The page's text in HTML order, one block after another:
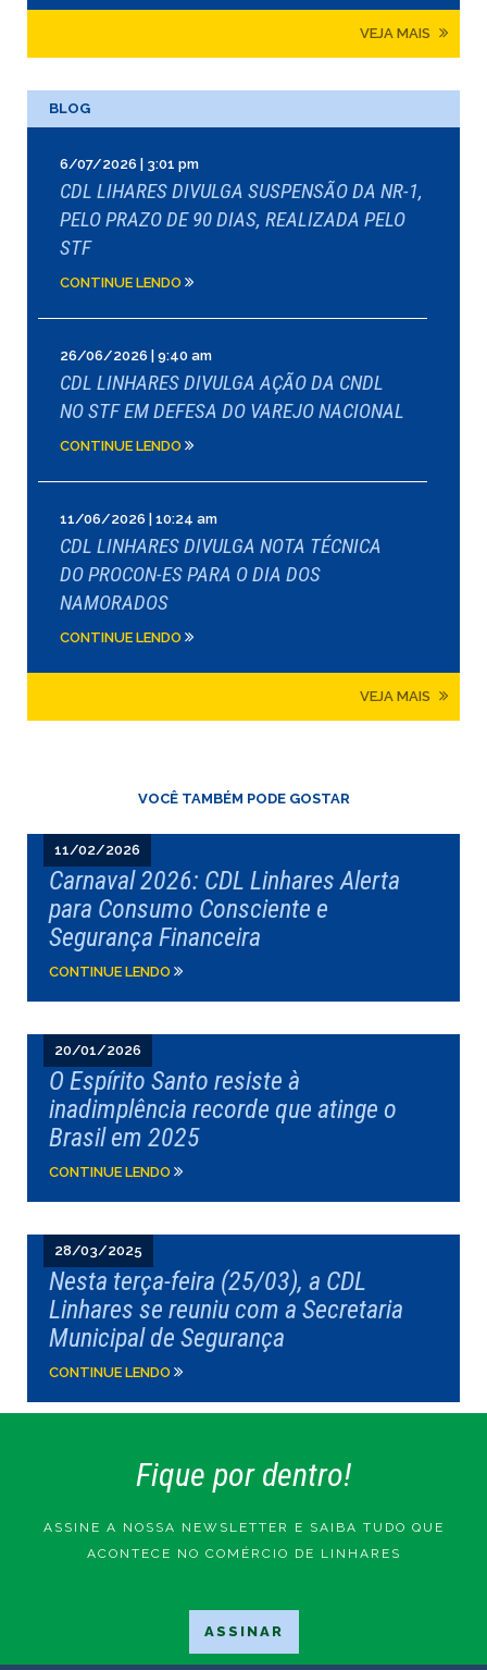
VEJA MAIS
BLOG
6/07/2026 | 3:01 pm
CDL LIHARES DIVULGA SUSPENSÃO DA NR-1,
PELO PRAZO DE 90 DIAS, REALIZADA PELO
STF
CONTINUE LENDO
26/06/2026 | 9:40 am
CDL LINHARES DIVULGA AÇÃO DA CNDL
NO STF EM DEFESA DO VAREJO NACIONAL
CONTINUE LENDO
11/06/2026 | 10:24 am
CDL LINHARES DIVULGA NOTA TÉCNICA
DO PROCON-ES PARA O DIA DOS
NAMORADOS
CONTINUE LENDO
VEJA MAIS
VOCÊ TAMBÉM PODE GOSTAR
11/02/2026
Carnaval 2026: CDL Linhares Alerta
para Consumo Consciente e
Segurança Financeira
CONTINUE LENDO
20/01/2026
O Espírito Santo resiste à
inadimplência recorde que atinge o
Brasil em 2025
CONTINUE LENDO
28/03/2025
Nesta terça-feira (25/03), a CDL
Linhares se reuniu com a Secretaria
Municipal de Segurança
CONTINUE LENDO
Fique por dentro!
ASSINE A NOSSA NEWSLETTER E SAIBA TUDO QUE
ACONTECE NO COMÉRCIO DE LINHARES